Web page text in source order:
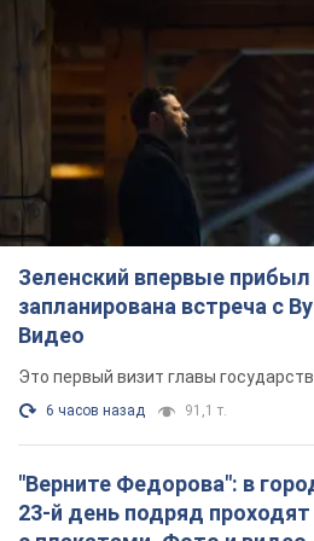
Зеленский впервые
запланирована встреча с
Видео
Это первый визит главы
6 часов назад 91,1 т.
"Верните Федорова": в
23-й день подряд